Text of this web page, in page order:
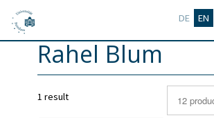
DE EN
Deutsch
Rahel Blum
1 result